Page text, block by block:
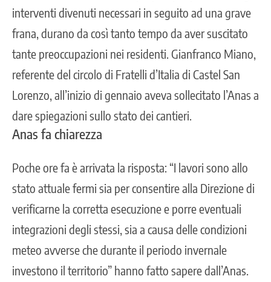
interventi divenuti necessari in seguito ad una grave
frana, durano da così tanto tempo da aver suscitato
tante preoccupazioni nei residenti. Gianfranco Miano,
referente del circolo di Fratelli d’Italia di Castel San
Lorenzo, all’inizio di gennaio aveva sollecitato l’Anas a
dare spiegazioni sullo stato dei cantieri.
Anas fa chiarezza
Poche ore fa è arrivata la risposta: “I lavori sono allo
stato attuale fermi sia per consentire alla Direzione di
verificarne la corretta esecuzione e porre eventuali
integrazioni degli stessi, sia a causa delle condizioni
meteo avverse che durante il periodo invernale
investono il territorio” hanno fatto sapere dall’Anas.